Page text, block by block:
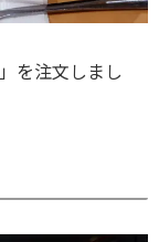
」を注文しまし